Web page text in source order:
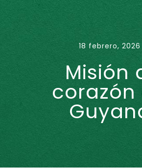
18 febrero, 2026
Misión
corazón